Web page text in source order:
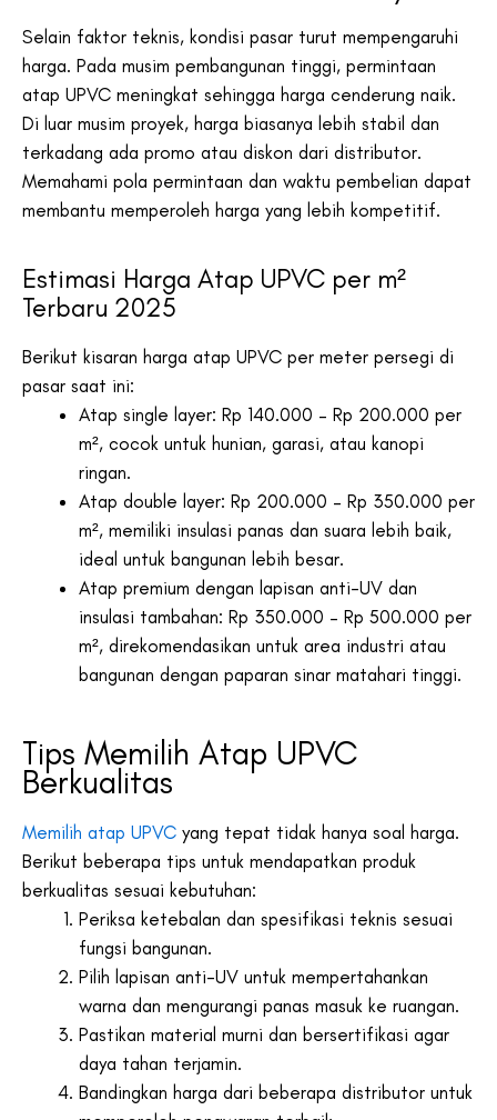
Selain faktor teknis, kondisi pasar turut mempengaruhi
harga. Pada musim pembangunan tinggi, permintaan
atap UPVC meningkat sehingga harga cenderung naik.
Di luar musim proyek, harga biasanya lebih stabil dan
terkadang ada promo atau diskon dari distributor.
Memahami pola permintaan dan waktu pembelian dapat
membantu memperoleh harga yang lebih kompetitif.
Estimasi Harga Atap UPVC per m²
Terbaru 2025
Berikut kisaran harga atap UPVC per meter persegi di
pasar saat ini:
Atap single layer: Rp 140.000 – Rp 200.000 per
m², cocok untuk hunian, garasi, atau kanopi
ringan.
Atap double layer: Rp 200.000 – Rp 350.000 per
m², memiliki insulasi panas dan suara lebih baik,
ideal untuk bangunan lebih besar.
Atap premium dengan lapisan anti-UV dan
insulasi tambahan: Rp 350.000 – Rp 500.000 per
m², direkomendasikan untuk area industri atau
bangunan dengan paparan sinar matahari tinggi.
Tips Memilih Atap UPVC
Berkualitas
Memilih atap UPVC yang tepat tidak hanya soal harga.
Berikut beberapa tips untuk mendapatkan produk
berkualitas sesuai kebutuhan:
Periksa ketebalan dan spesifikasi teknis sesuai
fungsi bangunan.
Pilih lapisan anti-UV untuk mempertahankan
warna dan mengurangi panas masuk ke ruangan.
Pastikan material murni dan bersertifikasi agar
daya tahan terjamin.
Bandingkan harga dari beberapa distributor untuk